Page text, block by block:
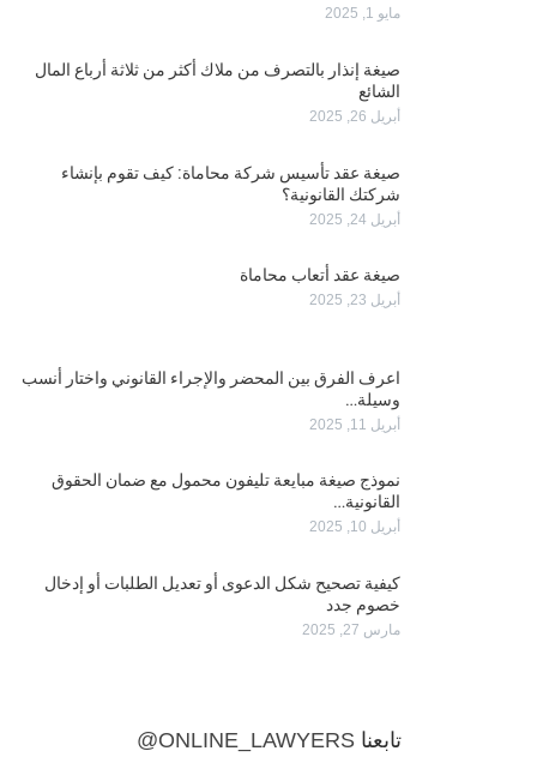
مايو 1, 2025
صيغة إنذار بالتصرف من ملاك أكثر من ثلاثة أرباع المال
الشائع
أبريل 26, 2025
صيغة عقد تأسيس شركة محاماة: كيف تقوم بإنشاء
شركتك القانونية؟
أبريل 24, 2025
صيغة عقد أتعاب محاماة
أبريل 23, 2025
اعرف الفرق بين المحضر والإجراء القانوني واختار أنسب
وسيلة…
أبريل 11, 2025
نموذج صيغة مبايعة تليفون محمول مع ضمان الحقوق
القانونية…
أبريل 10, 2025
كيفية تصحيح شكل الدعوى أو تعديل الطلبات أو إدخال
خصوم جدد
مارس 27, 2025
تابعنا@ONLINE_LAWYERS